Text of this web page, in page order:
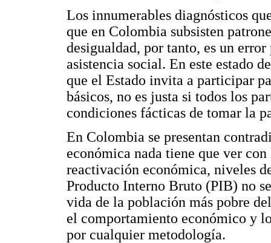
Los innumerables diagnósticos
que en Colombia subsisten
desigualdad, por tanto, es un
asistencia social. En este estado
que el Estado invita a participar
básicos, no es justa si todos los
condiciones fácticas de tomar la
En Colombia se presentan
económica nada tiene que ver
reactivación económica, niveles
Producto Interno Bruto (PIB) no
vida de la población más pobre
el comportamiento económico y
por cualquier metodología.